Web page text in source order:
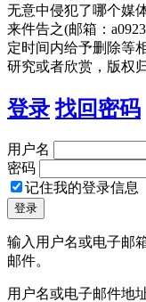
无意中侵犯了哪个媒
来件告之(邮箱：
定时间内给予删除等
研究或者欣赏，版权
登录 找回密码
用户名
密码
记住我的登录信息
输入用户名或电子邮
邮件。
用户名或电子邮件地